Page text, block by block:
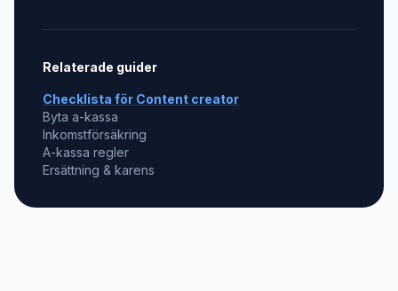
Relaterade guider
Checklista för Content creator
Byta a-kassa
Inkomstförsäkring
A-kassa regler
Ersättning & karens